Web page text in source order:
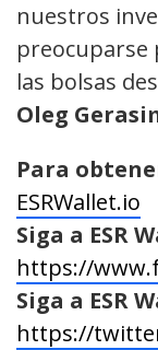
nuestros
preocuparse
las bolsas
Oleg
Para
ESRWallet.io
Siga a ESR
https://
Siga a ESR
https://